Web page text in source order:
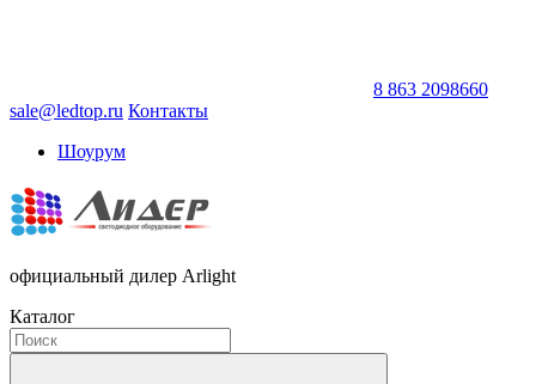
8 863 2098660
sale@ledtop.ru Контакты
Шоурум
официальный дилер Arlight
Каталог